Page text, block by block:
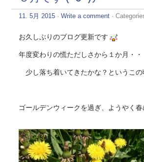
11. 5月 2015 · Write a comment ·
お久しぶりのブログ更新です
年度変わりの慌ただしさから１か月・・
少し落ち着いてきたかな？というこの
ゴールデンウィークを過ぎ、ようやく春